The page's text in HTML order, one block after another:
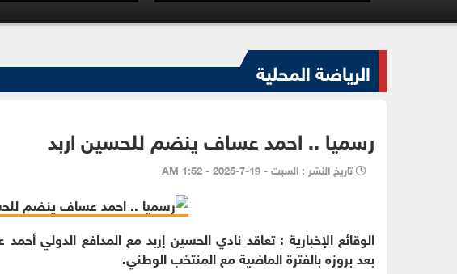
الرياضة المحلية
رسميا .. احمد عساف ينضم للحسين اربد
تاريخ النشر : السبت - 19-7-2025 - 1:52 AM
الوقائع الإخبارية : تعاقد نادي الحسين إربد مع المدافع الدولي
بعد بروزه بالفترة الماضية مع المنتخب الوطني.